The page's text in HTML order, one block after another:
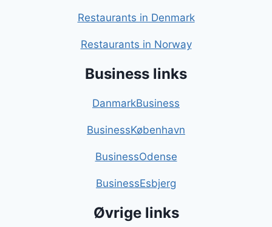
Restaurants in Denmark
Restaurants in Norway
Business links
DanmarkBusiness
BusinessKøbenhavn
BusinessOdense
BusinessEsbjerg
Øvrige links